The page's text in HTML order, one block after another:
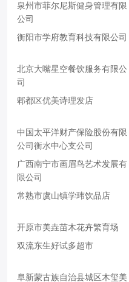
泉州市菲尔尼斯健身管理有限
公司
衡阳市学府教育科技有限公司
北京大嘴星空餐饮服务有限公
司
郫都区优美诗理发店
中国太平洋财产保险股份有限
公司衡水中心支公司
广西南宁市画眉鸟艺术发展有
限公司
常熟市虞山镇学玮饮品店
开原市美垚苗木花卉繁育场
双流东生好试多超市
阜新蒙古族自治县城区木玺美